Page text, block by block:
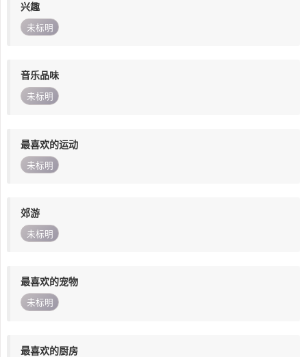
兴趣
未标明
音乐品味
未标明
最喜欢的运动
未标明
郊游
未标明
最喜欢的宠物
未标明
最喜欢的厨房